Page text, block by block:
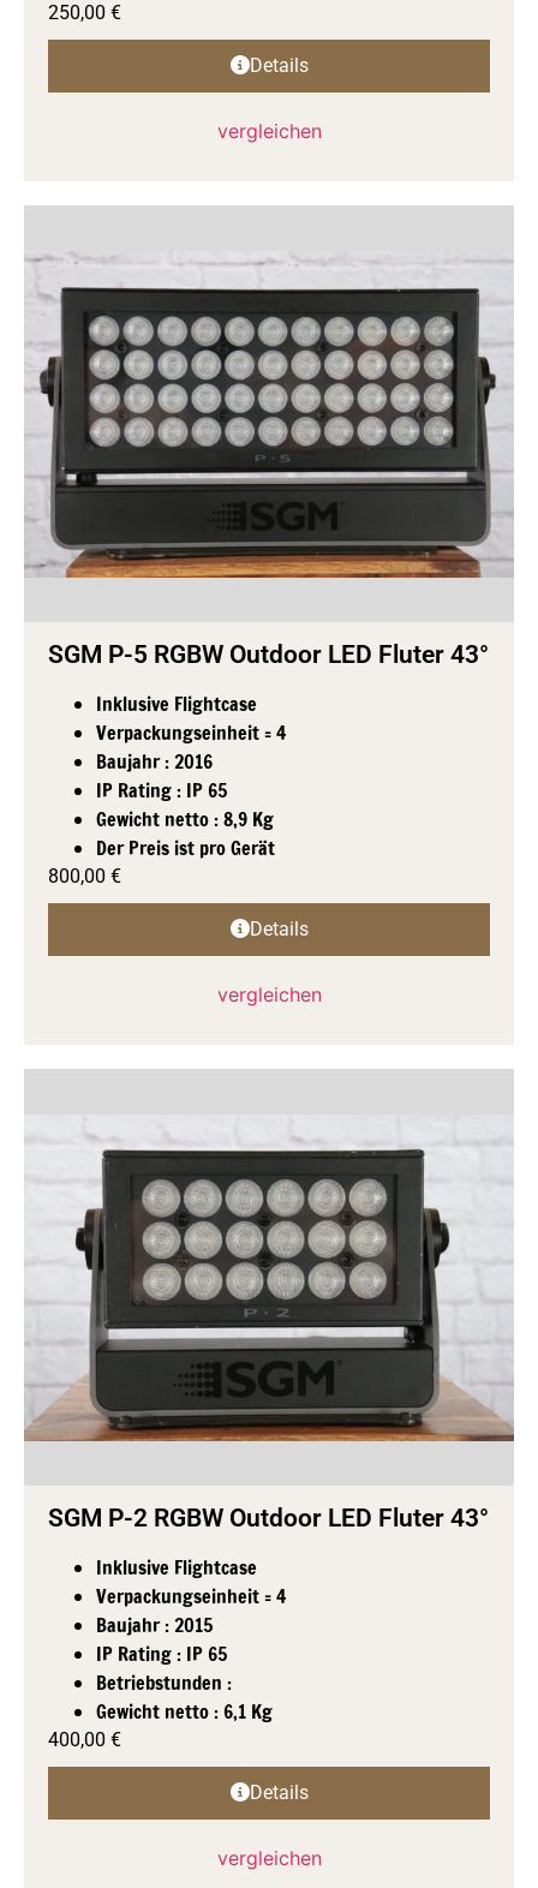
250,00 €
Details
vergleichen
SGM P-5 RGBW Outdoor LED Fluter 43°
Inklusive Flightcase
Verpackungseinheit = 4
Baujahr : 2016
IP Rating : IP 65
Gewicht netto : 8,9 Kg
Der Preis ist pro Gerät
800,00 €
Details
vergleichen
SGM P-2 RGBW Outdoor LED Fluter 43°
Inklusive Flightcase
Verpackungseinheit = 4
Baujahr : 2015
IP Rating : IP 65
Betriebstunden :
Gewicht netto : 6,1 Kg
400,00 €
Details
vergleichen